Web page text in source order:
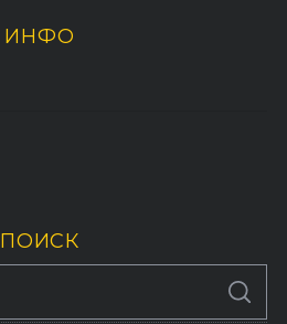
ИНФО
ПОИСК
S